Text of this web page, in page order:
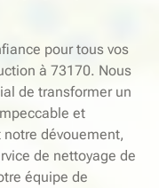
pour tous vos
à 73170. Nous
de transformer un
et
dévouement,
de nettoyage de
équipe de